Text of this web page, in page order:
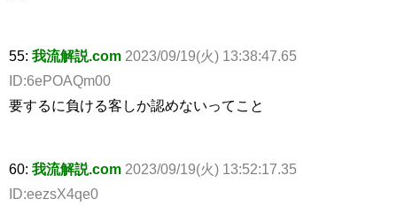
55: 我流解説.com 2023/09/19(火) 13:38:47.65
ID:6ePOAQm00
要するに負ける客しか認めないってこと
60: 我流解説.com 2023/09/19(火) 13:52:17.35
ID:eezsX4qe0